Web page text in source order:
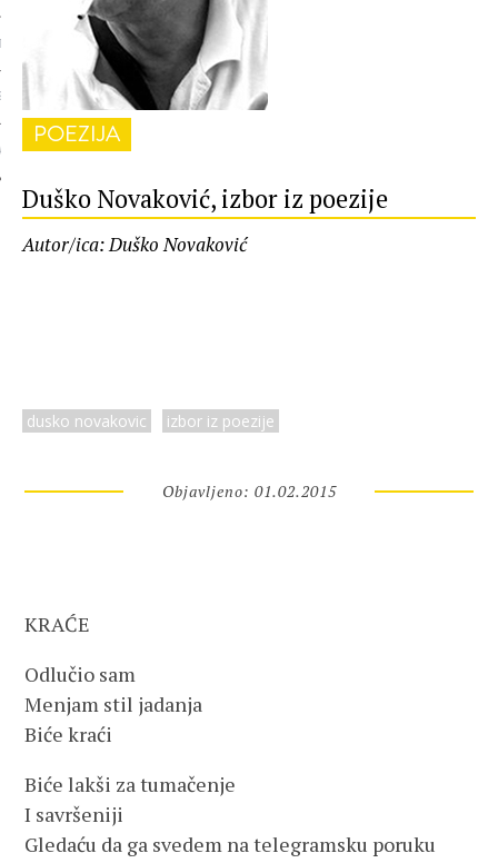
POEZIJA
Duško Novaković, izbor iz poezije
Autor/ica: Duško Novaković
dusko novakovic izbor iz poezije
Objavljeno: 01.02.2015
KRAĆE
Odlučio sam
Menjam stil jadanja
Biće kraći
Biće lakši za tumačenje
I savršeniji
Gledaću da ga svedem na telegramsku poruku